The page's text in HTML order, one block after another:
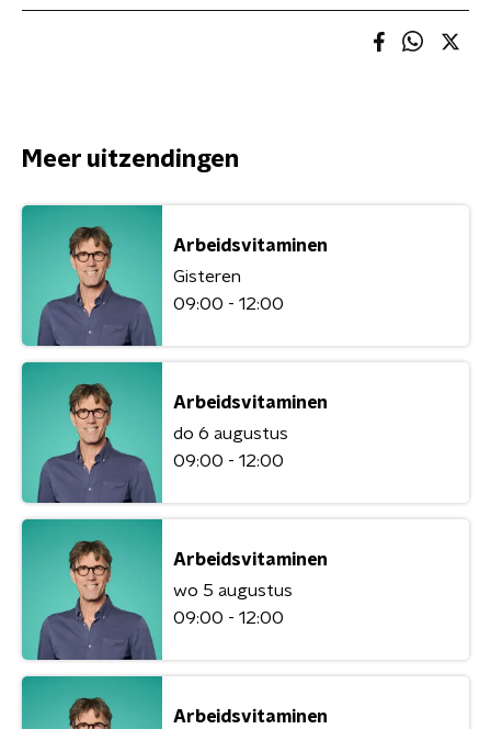
Meer uitzendingen
Arbeidsvitaminen
Gisteren
09:00 - 12:00
Arbeidsvitaminen
do 6 augustus
09:00 - 12:00
Arbeidsvitaminen
wo 5 augustus
09:00 - 12:00
Arbeidsvitaminen